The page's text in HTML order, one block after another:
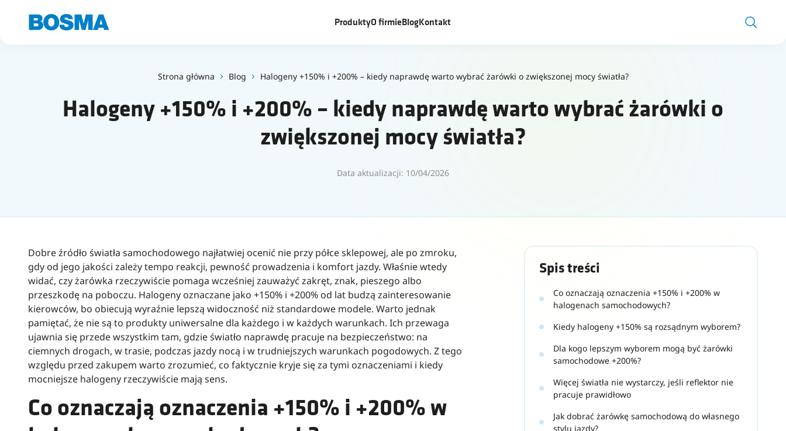
ProduktyO firmie BlogKontakt
Strona główna Blog Halogeny +150% i +200% – kiedy naprawdę warto wybrać żarówki o zwiększonej mocy światła?
Halogeny +150% i +200% – kiedy naprawdę warto wybrać żarówki o
zwiększonej mocy światła?
Data aktualizacji: 10/04/2026
Dobre źródło światła samochodowego najłatwiej ocenić nie przy półce sklepowej, ale po zmroku,
gdy od jego jakości zależy tempo reakcji, pewność prowadzenia i komfort jazdy. Właśnie wtedy
widać, czy żarówka rzeczywiście pomaga wcześniej zauważyć zakręt, znak, pieszego albo
przeszkodę na poboczu. Halogeny oznaczane jako +150% i +200% od lat budzą zainteresowanie
kierowców, bo obiecują wyraźnie lepszą widoczność niż standardowe modele. Warto jednak
pamiętać, że nie są to produkty uniwersalne dla każdego i w każdych warunkach. Ich przewaga
ujawnia się przede wszystkim tam, gdzie światło naprawdę pracuje na bezpieczeństwo: na
ciemnych drogach, w trasie, podczas jazdy nocą i w trudniejszych warunkach pogodowych. Z tego
względu przed zakupem warto zrozumieć, co faktycznie kryje się za tymi oznaczeniami i kiedy
mocniejsze halogeny rzeczywiście mają sens.
Co oznaczają oznaczenia +150% i +200% w
Spis treści
Co oznaczają oznaczenia +150% i +200% w
halogenach samochodowych?
Kiedy halogeny +150% są rozsądnym wyborem?
Dla kogo lepszym wyborem mogą być żarówki
samochodowe +200%?
Więcej światła nie wystarczy, jeśli reflektor nie
pracuje prawidłowo
Jak dobrać żarówkę samochodową do własnego
stylu jazdy?